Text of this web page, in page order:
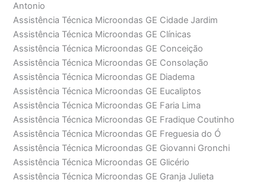
Antonio
Assistência Técnica Microondas GE Cidade Jardim
Assistência Técnica Microondas GE Clínicas
Assistência Técnica Microondas GE Conceição
Assistência Técnica Microondas GE Consolação
Assistência Técnica Microondas GE Diadema
Assistência Técnica Microondas GE Eucaliptos
Assistência Técnica Microondas GE Faria Lima
Assistência Técnica Microondas GE Fradique Coutinho
Assistência Técnica Microondas GE Freguesia do Ó
Assistência Técnica Microondas GE Giovanni Gronchi
Assistência Técnica Microondas GE Glicério
Assistência Técnica Microondas GE Granja Julieta